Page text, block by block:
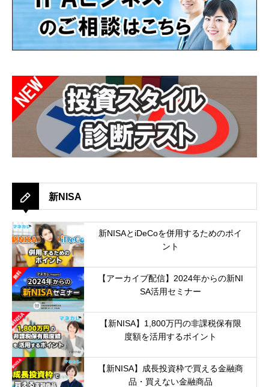
新NISA
新NISAとiDeCoを併用するためのポイ
ント
2023.11.22
【アーカイブ配信】2024年からの新NI
SA活用セミナー
2023.09.01
【新NISA】1,800万円の非課税保有限
度額を活用するポイント
2023.08.21
【新NISA】成長投資枠で買える金融商
品・買えない金融商品